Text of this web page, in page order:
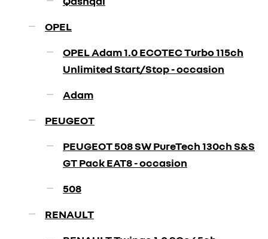
OPEL
OPEL Adam 1.0 ECOTEC Turbo 115ch
Unlimited Start/Stop - occasion
Adam
PEUGEOT
PEUGEOT 508 SW PureTech 130ch S&S
GT Pack EAT8 - occasion
508
RENAULT